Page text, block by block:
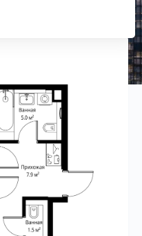
комплекса